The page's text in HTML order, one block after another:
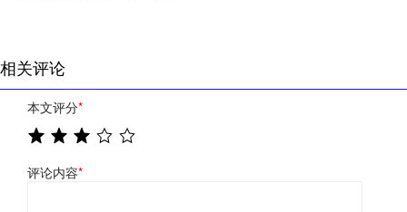
相关评论
本文评分*
评论内容*